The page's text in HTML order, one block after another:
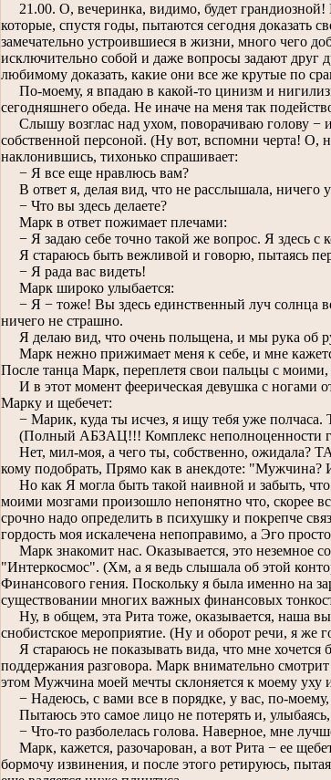
21.00. О, вечеринка, видимо, будет
которые, спустя годы, пытаются сегодня
замечательно устроившиеся в жизни, много чего
исключительно собой и даже вопросы задают друг
любимому доказать, какие они все же крутые по
По-моему, я впадаю в какой-то цинизм и
сегодняшнего обеда. Не иначе на меня так
Слышу возглас над ухом, поворачиваю голову −
собственной персоной. (Ну вот, вспомни черта! О,
наклонившись, тихонько спрашивает:
− Я все еще нравлюсь вам?
В ответ я, делая вид, что не расслышала, ничего
− Что вы здесь делаете?
Марк в ответ пожимает плечами:
− Я задаю себе точно такой же вопрос. Я здесь с
Я стараюсь быть вежливой и говорю, пытаясь
− Я рада вас видеть!
Марк широко улыбается:
− Я − тоже! Вы здесь единственный луч солнца
ничего не страшно.
Я делаю вид, что очень польщена, и мы рука об
Марк нежно прижимает меня к себе, и мне
После танца Марк, переплетя свои пальцы с моими,
И в этот момент феерическая девушка с ногами
Марку и щебечет:
− Марик, куда ты исчез, я ищу тебя уже полчаса.
(Полный АБЗАЦ!!! Комплекс неполноценности
Нет, мил-моя, а чего ты, собственно, ожидала?
кому подобрать, Прямо как в анекдоте:
Но как Я могла быть такой наивной и забыть,
моими мозгами произошло непонятно что, скорее
срочно надо определить в психушку и покрепче
гордость моя искалечена непоправимо, а Эго
Марк знакомит нас. Оказывается, это неземное
"Интеркосмос". (Хм, а я ведь слышала об этой
Финансового гения. Поскольку я была именно на
существовании многих важных финансовых
Ну, в общем, эта Рита тоже, оказывается, наша
снобистское мероприятие. (Ну и оборот речи, я же
Я стараюсь не показывать вида, что мне хочется
поддержания разговора. Марк внимательно
этом Мужчина моей мечты склоняется к моему уху
− Надеюсь, с вами все в порядке, у вас, по-моему,
Пытаюсь это самое лицо не потерять и,
− Что-то разболелась голова. Наверное, мне
Марк, кажется, разочарован, а вот Рита − ее
бормочу извинения, и после этого ретируюсь,